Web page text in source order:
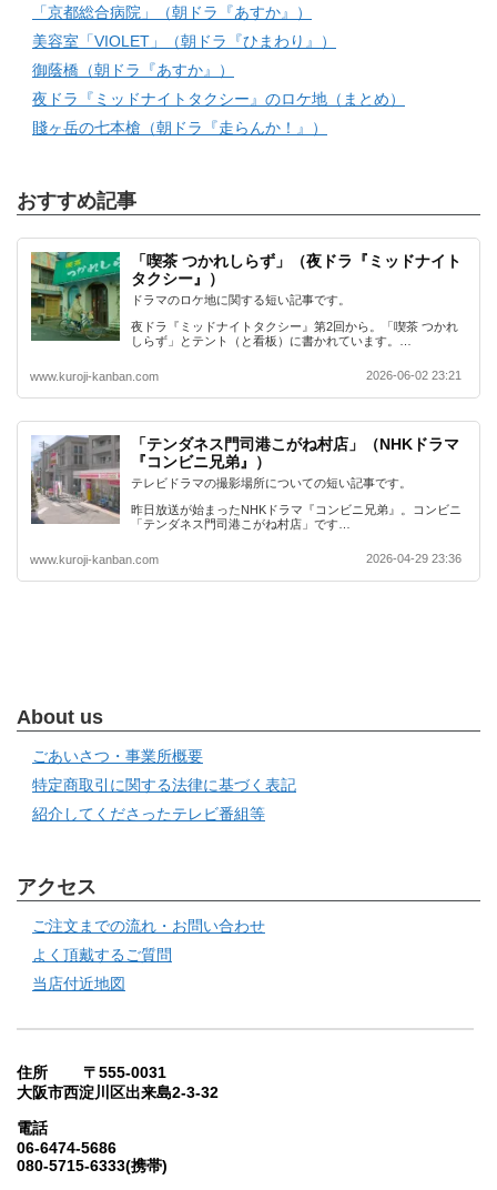
「京都総合病院」（朝ドラ『あすか』）
美容室「VIOLET」（朝ドラ『ひまわり』）
御蔭橋（朝ドラ『あすか』）
夜ドラ『ミッドナイトタクシー』のロケ地（まとめ）
賤ヶ岳の七本槍（朝ドラ『走らんか！』）
おすすめ記事
「喫茶 つかれしらず」（夜ドラ『ミッドナイト
タクシー』）
ドラマのロケ地に関する短い記事です。
夜ドラ『ミッドナイトタクシー』第2回から。「喫茶 つかれ
しらず」とテント（と看板）に書かれています。…
www.kuroji-kanban.com 2026-06-02 23:21
「テンダネス門司港こがね村店」（NHKドラマ
『コンビニ兄弟』）
テレビドラマの撮影場所についての短い記事です。
昨日放送が始まったNHKドラマ『コンビニ兄弟』。コンビニ
「テンダネス門司港こがね村店」です…
www.kuroji-kanban.com 2026-04-29 23:36
About us
ごあいさつ・事業所概要
特定商取引に関する法律に基づく表記
紹介してくださったテレビ番組等
アクセス
ご注文までの流れ・お問い合わせ
よく頂戴するご質問
当店付近地図
住所 〒555-0031
大阪市西淀川区出来島2-3-32
電話
06-6474-5686
080-5715-6333(携帯)